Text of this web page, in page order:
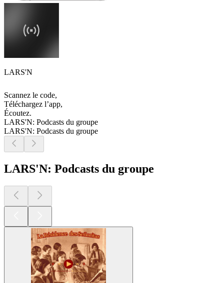
LARS'N
Scannez le code,
Téléchargez l’app,
Écoutez.
LARS'N: Podcasts du groupe
LARS'N: Podcasts du groupe
LARS'N: Podcasts du groupe